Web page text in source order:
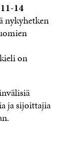
14
nykyhetken
on
ja sijoittajia